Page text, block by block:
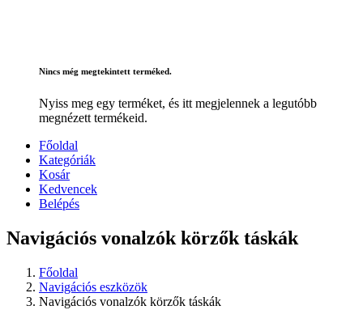
Nincs még megtekintett terméked.
Nyiss meg egy terméket, és itt megjelennek a legutóbb
megnézett termékeid.
Főoldal
Kategóriák
Kosár
Kedvencek
Belépés
Navigációs vonalzók körzők táskák
Főoldal
Navigációs eszközök
Navigációs vonalzók körzők táskák